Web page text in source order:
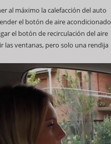
al máximo la calefacción del auto
el botón de aire acondicionado
el botón de recirculación del aire
las ventanas, pero solo una rendija